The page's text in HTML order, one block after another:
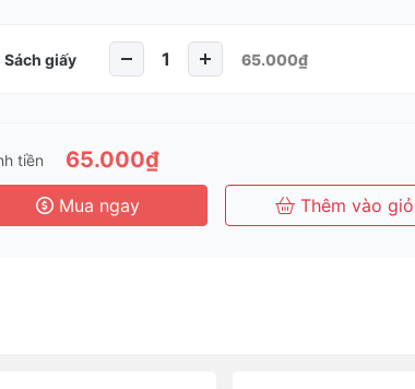
Sách giấy 65.000₫
tiền 65.000₫
Mua ngay Thêm vào giỏ